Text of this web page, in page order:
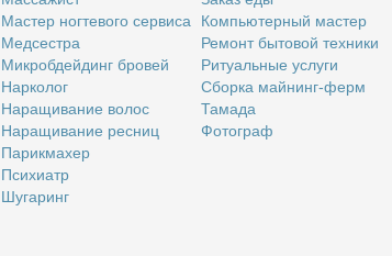
Ма­стер ног­те­во­го сер­ви­са
Мед­сест­ра
Мик­роб­дей­динг бро­вей
Нар­ко­лог
На­ра­щи­ва­ние во­лос
На­ра­щи­ва­ние рес­ниц
Па­рик­махер
Пси­хи­атр
Шу­га­ринг
Ком­пью­тер­ный ма­стер
Ре­монт бы­то­вой тех­ни­ки
Ри­ту­аль­ные услу­ги
Сбор­ка май­нинг-ферм
Та­ма­да
Фо­то­граф